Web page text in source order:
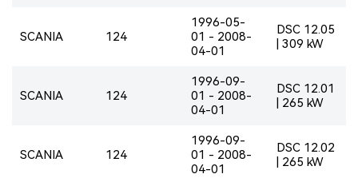
SCANIA 124
1996-05-
01 - 2008-
04-01
DSC 12.05
| 309 kW
SCANIA 124
1996-09-
01 - 2008-
04-01
DSC 12.01
| 265 kW
SCANIA 124
1996-09-
01 - 2008-
04-01
DSC 12.02
| 265 kW